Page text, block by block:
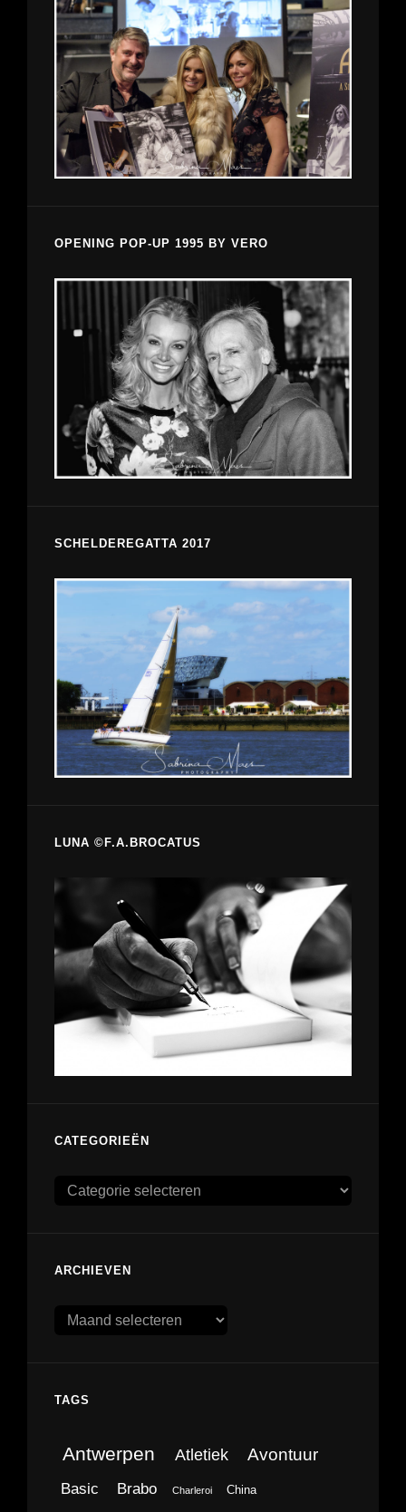
OPENING POP-UP 1995 BY VERO
SCHELDEREGATTA 2017
LUNA ©F.A.BROCATUS
CATEGORIEËN
Categorieën
ARCHIEVEN
Archieven
TAGS
Antwerpen Atletiek Avontuur
Basic Brabo Charleroi China